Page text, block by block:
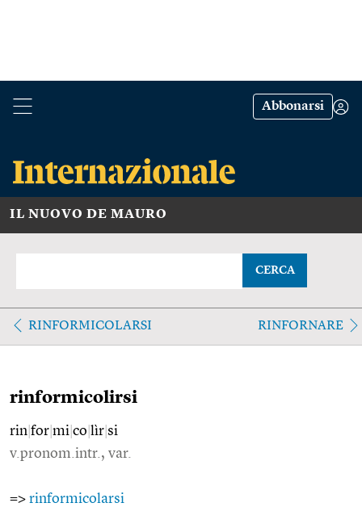
Abbonarsi
IL NUOVO DE MAURO
CERCA
RINFORMICOLARSI RINFORNARE
rinformicolirsi
rin for mi co lìr si
v.pronom.intr., var.
=> rinformicolarsi